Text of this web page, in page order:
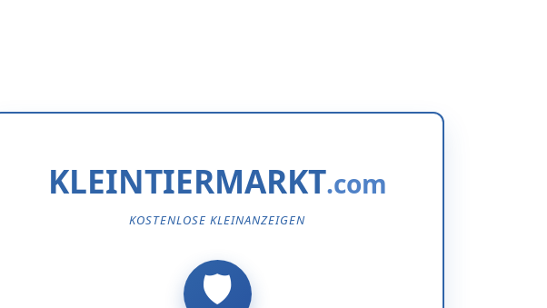
KLEINTIERMARKT
KOSTENLOSE KLEINANZEIGEN